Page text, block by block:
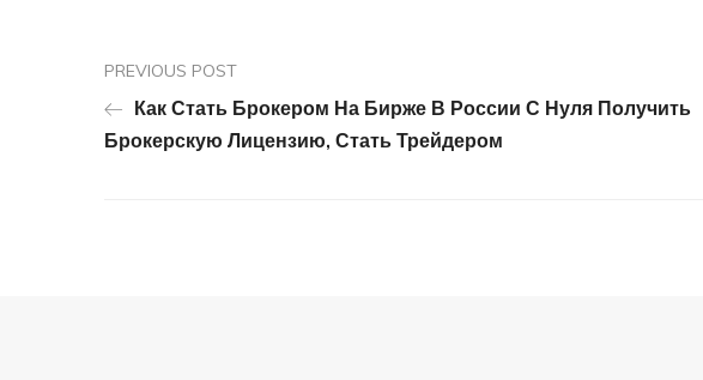
PREVIOUS POST
Как Стать Брокером На Бирже В России С Нуля Получить
Брокерскую Лицензию, Стать Трейдером